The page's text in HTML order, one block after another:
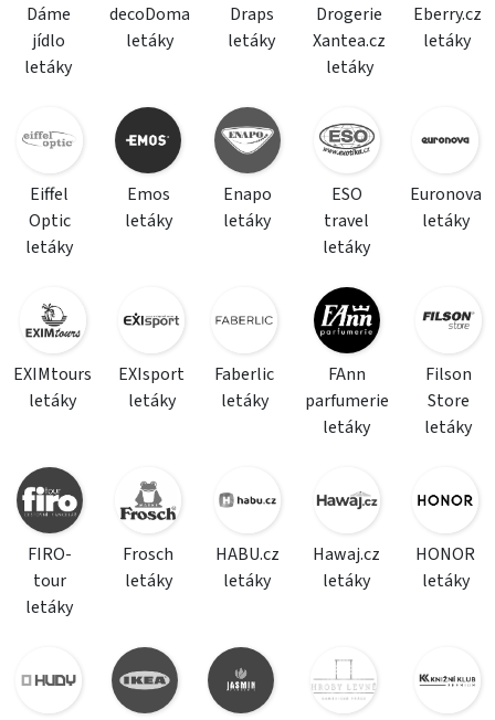
Dáme
jídlo
letáky
decoDoma
letáky
Draps
letáky
Drogerie
Xantea.cz
letáky
Eberry.cz
letáky
Eiffel
Optic
letáky
Emos
letáky
Enapo
letáky
ESO
travel
letáky
Euronova
letáky
EXIMtours
letáky
EXIsport
letáky
Faberlic
letáky
FAnn
parfumerie
letáky
Filson
Store
letáky
FIRO-
tour
letáky
Frosch
letáky
HABU.cz
letáky
Hawaj.cz
letáky
HONOR
letáky